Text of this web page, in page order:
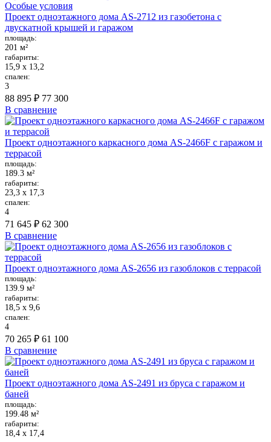
Особые условия
Проект одноэтажного дома AS-2712 из газобетона с
двускатной крышей и гаражом
площадь:
201 м²
габариты:
15,9 х 13,2
спален:
3
88 895 ₽ 77 300
В сравнение
Проект одноэтажного каркасного дома AS-2466F с гаражом и
террасой
площадь:
189.3 м²
габариты:
23,3 х 17,3
спален:
4
71 645 ₽ 62 300
В сравнение
Проект одноэтажного дома AS-2656 из газоблоков с террасой
площадь:
139.9 м²
габариты:
18,5 х 9,6
спален:
4
70 265 ₽ 61 100
В сравнение
Проект одноэтажного дома AS-2491 из бруса с гаражом и
баней
площадь:
199.48 м²
габариты:
18,4 х 17,4